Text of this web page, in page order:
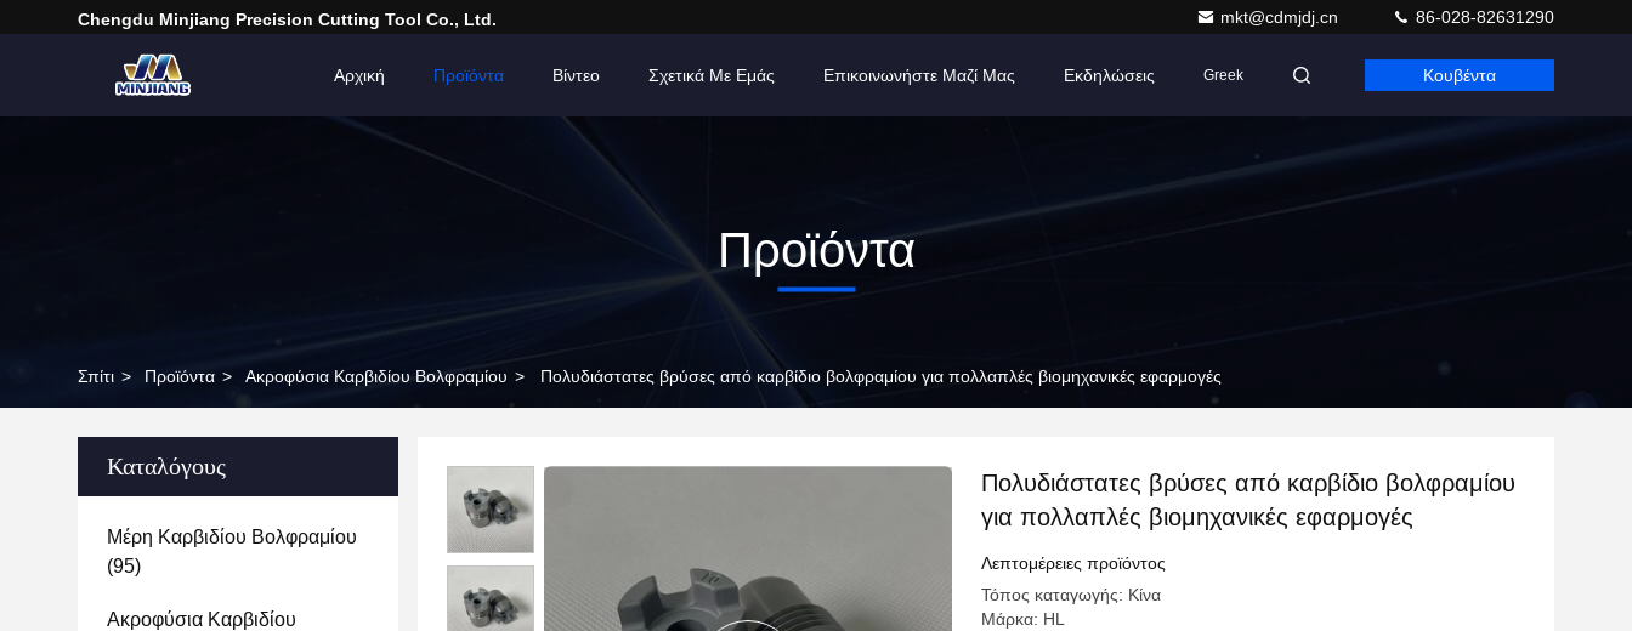
Chengdu Minjiang Precision Cutting Tool Co., Ltd. mkt@cdmjdj.cn 86-028-82631290
Αρχική Προϊόντα Βίντεο Σχετικά Με Εμάς Επικοινωνήστε Μαζί Μας Εκδηλώσεις Greek Κουβέντα
Προϊόντα
Σπίτι > Προϊόντα > Ακροφύσια Καρβιδίου Βολφραμίου > Πολυδιάστατες βρύσες από καρβίδιο βολφραμίου για πολλαπλές βιομηχανικές εφαρμογές
Καταλόγους
Μέρη Καρβιδίου Βολφραμίου
(95)
Ακροφύσια Καρβιδίου
Πολυδιάστατες βρύσες από καρβίδιο βολφραμίου
για πολλαπλές βιομηχανικές εφαρμογές
Λεπτομέρειες προϊόντος
Τόπος καταγωγής: Κίνα
Μάρκα: HL